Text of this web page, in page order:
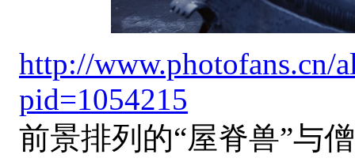
http://www.photofans.cn/
pid=1054215
前景排列的“屋脊兽”与